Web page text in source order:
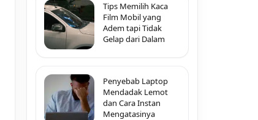
Tips Memilih Kaca
Film Mobil yang
Adem tapi Tidak
Gelap dari Dalam
Penyebab Laptop
Mendadak Lemot
dan Cara Instan
Mengatasinya